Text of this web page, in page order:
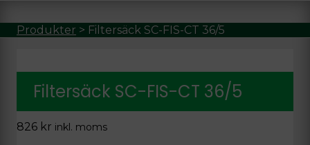
Produkter > Filtersäck SC-FIS-CT 36/5
Filtersäck SC-FIS-CT 36/5
826 kr inkl. moms